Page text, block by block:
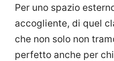
Per uno spazio
accogliente, di quel
che non solo non
perfetto anche per